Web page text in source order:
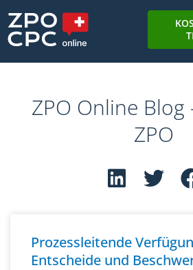
ZPO Online Blog
ZPO
Prozessleitende
Entscheide und